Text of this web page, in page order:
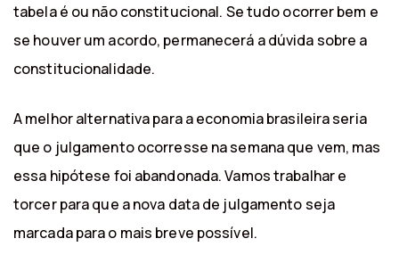
tabela é ou não constitucional. Se tudo ocorrer bem e
se houver um acordo, permanecerá a dúvida sobre a
constitucionalidade.
A melhor alternativa para a economia brasileira seria
que o julgamento ocorresse na semana que vem, mas
essa hipótese foi abandonada. Vamos trabalhar e
torcer para que a nova data de julgamento seja
marcada para o mais breve possível.